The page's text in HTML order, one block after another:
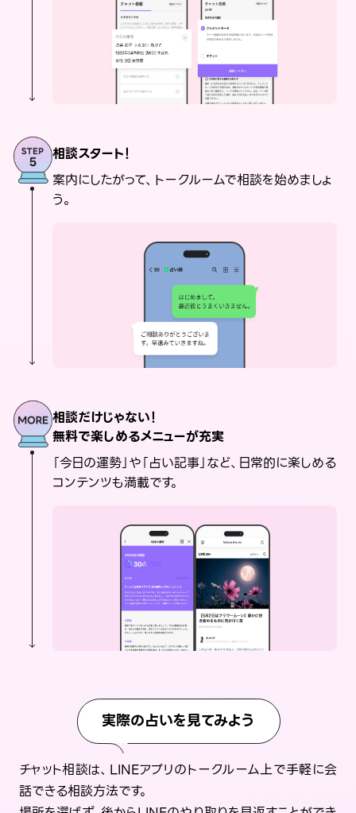
相談スタート！
案内にしたがって、トークルームで相談を始めましょ
う。
相談だけじゃない！
無料で楽しめるメニューが充実
「今日の運勢」や「占い記事」など、日常的に楽しめる
コンテンツも満載です。
実際の占いを見てみよう
チャット相談は、LINEアプリのトークルーム上で手軽に会
話できる相談方法です。